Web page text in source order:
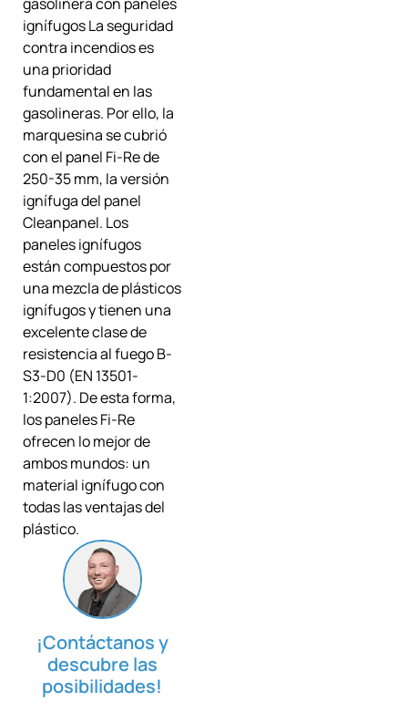
ignífugos La seguridad
contra incendios es
una prioridad
fundamental en las
gasolineras. Por ello, la
marquesina se cubrió
con el panel Fi-Re de
250-35 mm, la versión
ignífuga del panel
Cleanpanel. Los
paneles ignífugos
están compuestos por
una mezcla de plásticos
ignífugos y tienen una
excelente clase de
resistencia al fuego B-
S3-D0 (EN 13501-
1:2007). De esta forma,
los paneles Fi-Re
ofrecen lo mejor de
ambos mundos: un
material ignífugo con
todas las ventajas del
plástico.
¡Contáctanos y
descubre las
posibilidades!